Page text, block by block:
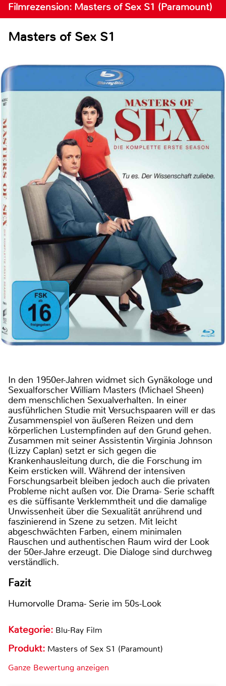
Filmrezension: Masters of Sex S1 (Paramount)
Masters of Sex S1
In den 1950er-Jahren widmet sich Gynäkologe und
Sexualforscher William Masters (Michael Sheen)
dem menschlichen Sexualverhalten. In einer
ausführlichen Studie mit Versuchspaaren will er das
Zusammenspiel von äußeren Reizen und dem
körperlichen Lustempfinden auf den Grund gehen.
Zusammen mit seiner Assistentin Virginia Johnson
(Lizzy Caplan) setzt er sich gegen die
Krankenhausleitung durch, die die Forschung im
Keim ersticken will. Während der intensiven
Forschungsarbeit bleiben jedoch auch die privaten
Probleme nicht außen vor. Die Drama- Serie schafft
es die süffisante Verklemmtheit und die damalige
Unwissenheit über die Sexualität anrührend und
faszinierend in Szene zu setzen. Mit leicht
abgeschwächten Farben, einem minimalen
Rauschen und authentischen Raum wird der Look
der 50er-Jahre erzeugt. Die Dialoge sind durchweg
verständlich.
Fazit
Humorvolle Drama- Serie im 50s-Look
Kategorie: Blu-Ray Film
Produkt: Masters of Sex S1 (Paramount)
Ganze Bewertung anzeigen